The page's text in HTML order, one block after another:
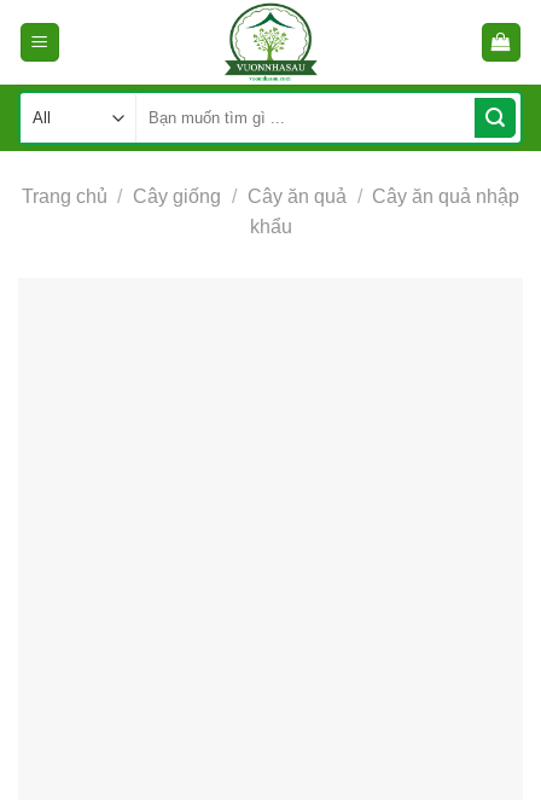
kiếm:
Trang chủ / Cây giống / Cây ăn quả / Cây ăn quả nhập
khẩu